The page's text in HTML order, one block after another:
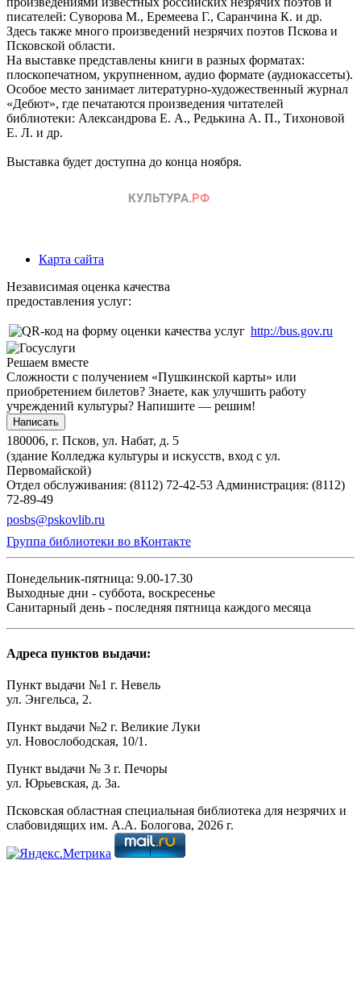
писателей: Суворова М., Еремеева Г., Саранчина К. и др.
Здесь также много произведений незрячих поэтов Пскова и
Псковской области.
На выставке представлены книги в разных форматах:
плоскопечатном, укрупненном, аудио формате (аудиокассеты).
Особое место занимает литературно-художественный журнал
«Дебют», где печатаются произведения читателей
библиотеки: Александрова Е. А., Редькина А. П., Тихоновой
Е. Л. и др.
Выставка будет доступна до конца ноября.
Карта сайта
Независимая оценка качества
предоставления услуг:
http://bus.gov.ru
Решаем вместе
Сложности с получением «Пушкинской карты» или
приобретением билетов? Знаете, как улучшить работу
учреждений культуры? Напишите — решим!
Написать
180006, г. Псков, ул. Набат, д. 5
(здание Колледжа культуры и искусств, вход с ул.
Первомайской)
Отдел обслуживания: (8112) 72-42-53 Администрация: (8112)
72-89-49
posbs@pskovlib.ru
Группа библиотеки во вКонтакте
Понедельник-пятница: 9.00-17.30
Выходные дни - суббота, воскресенье
Санитарный день - последняя пятница каждого месяца
Адреса пунктов выдачи:
Пункт выдачи №1 г. Невель
ул. Энгельса, 2.
Пункт выдачи №2 г. Великие Луки
ул. Новослободская, 10/1.
Пункт выдачи № 3 г. Печоры
ул. Юрьевская, д. 3а.
Псковская областная специальная библиотека для незрячих и
слабовидящих им. А.А. Бологова, 2026 г.